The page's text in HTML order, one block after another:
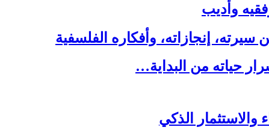
وأديب
إنجازاته، وأفكاره الفلسفية
حياته من البداية…